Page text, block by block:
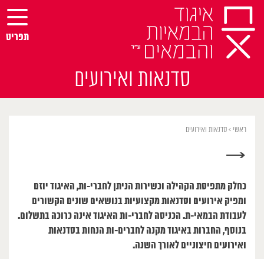
Skip
content
סדנאות ואירועים
תפריט
ראשי > סדנאות ואירועים
→
כחלק מתפיסת הקהילה וכשירות הניתן לחברי-ות, האיגוד יוזם
ומפיק אירועים וסדנאות מקצועיות בנושאים שונים הקשורים
לעבודת הבמאי-ת. הכניסה לחברי-ות האיגוד אינה כרוכה בתשלום.
בנוסף, החברות באיגוד מקנה לחברים-ות הנחות בסדנאות
ואירועים חיצוניים לאורך השנה.